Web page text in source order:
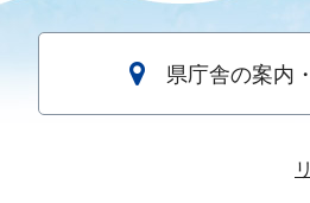
県庁舎の案内